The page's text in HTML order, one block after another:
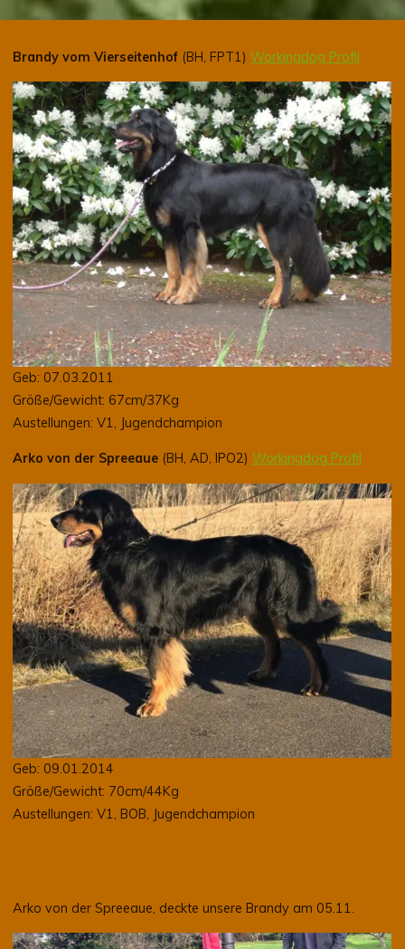
Brandy vom Vierseitenhof (BH, FPT1)Workingdog Profil
Geb: 07.03.2011
Größe/Gewicht: 67cm/37Kg
Austellungen: V1, Jugendchampion
Arko von der Spreeaue (BH, AD, IPO2)Workingdog Profil
Geb: 09.01.2014
Größe/Gewicht: 70cm/44Kg
Austellungen: V1, BOB, Jugendchampion
Arko von der Spreeaue, deckte unsere Brandy am 05.11.